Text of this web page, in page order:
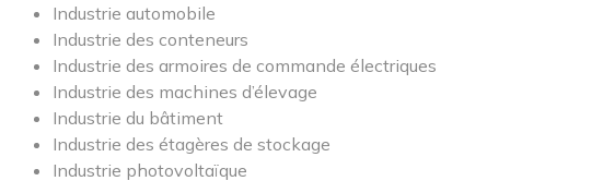
Industrie automobile
Industrie des conteneurs
Industrie des armoires de commande électriques
Industrie des machines d’élevage
Industrie du bâtiment
Industrie des étagères de stockage
Industrie photovoltaïque